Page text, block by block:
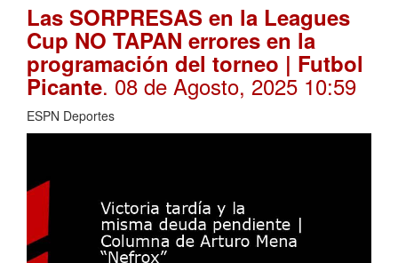
Las SORPRESAS en la Leagues
Cup NO TAPAN errores en la
programación del torneo | Futbol
Picante. 08 de Agosto, 2025 10:59
ESPN Deportes